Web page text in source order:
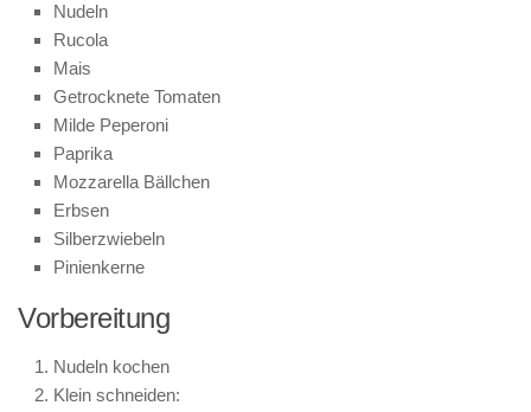
Nudeln
Rucola
Mais
Getrocknete Tomaten
Milde Peperoni
Paprika
Mozzarella Bällchen
Erbsen
Silberzwiebeln
Pinienkerne
Vorbereitung
Nudeln kochen
Klein schneiden: